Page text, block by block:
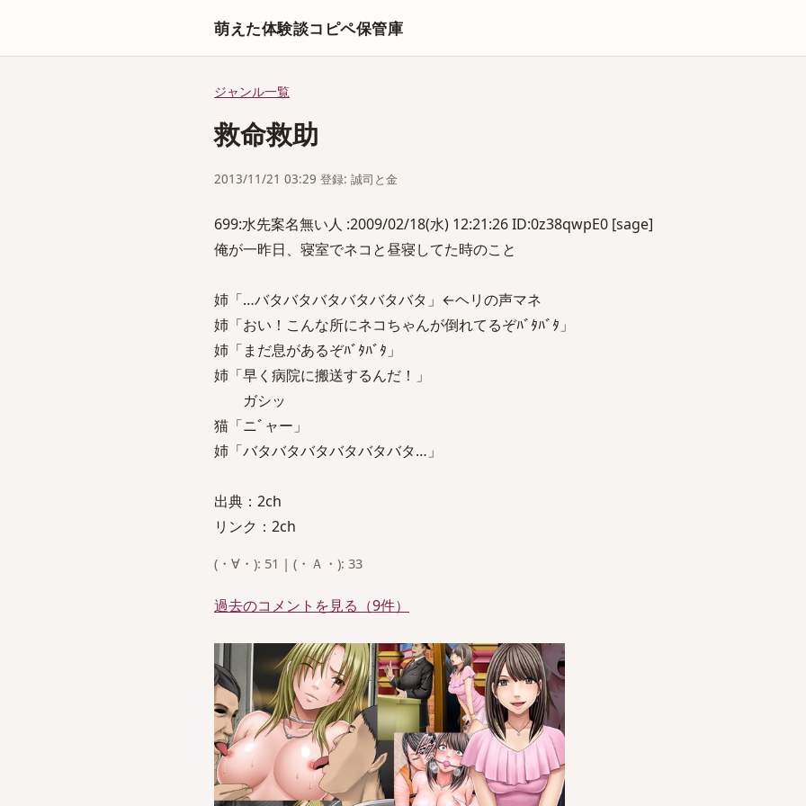
萌えた体験談コピペ保管庫
ジャンル一覧
救命救助
2013/11/21 03:29 登録: 誠司と金
699:水先案名無い人 :2009/02/18(水) 12:21:26 ID:0z38qwpE0 [sage]
俺が一昨日、寝室でネコと昼寝してた時のこと
姉「…バタバタバタバタバタバタ」←ヘリの声マネ
姉「おい！こんな所にネコちゃんが倒れてるぞﾊﾞﾀﾊﾞﾀ」
姉「まだ息があるぞﾊﾞﾀﾊﾞﾀ」
姉「早く病院に搬送するんだ！」
ガシッ
猫「ニﾞャー」
姉「バタバタバタバタバタバタ…」
出典：2ch
リンク：2ch
(・∀・): 51 | (・Ａ・): 33
過去のコメントを見る（9件）